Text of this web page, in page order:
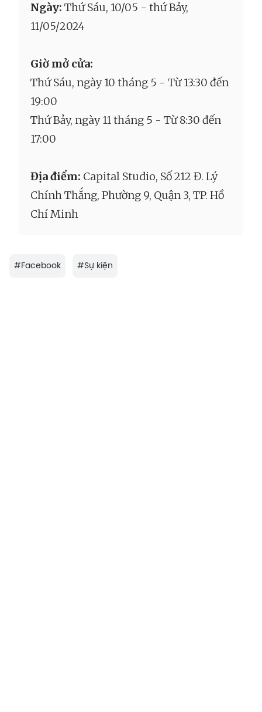
Ngày: Thứ Sáu, 10/05 - thứ Bảy,
11/05/2024
Giờ mở cửa:
Thứ Sáu, ngày 10 tháng 5 - Từ 13:30 đến
19:00
Thứ Bảy, ngày 11 tháng 5 - Từ 8:30 đến
17:00
Địa điểm: Capital Studio, Số 212 Đ. Lý
Chính Thắng, Phường 9, Quận 3, TP. Hồ
Chí Minh
#Facebook #Sự kiện